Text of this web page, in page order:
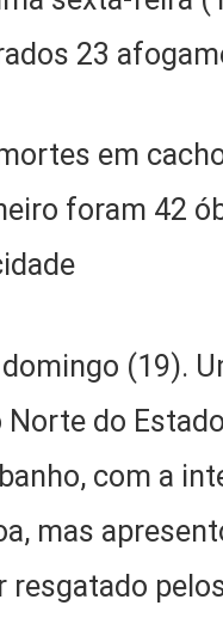
23
em
foram 42
(19).
do
com a
mas
resgatado